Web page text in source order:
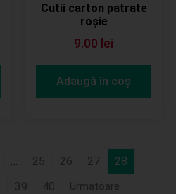
Cutii carton patrate
roșie
9.00 lei
Adaugă în coș
25 26 27
28
39 40